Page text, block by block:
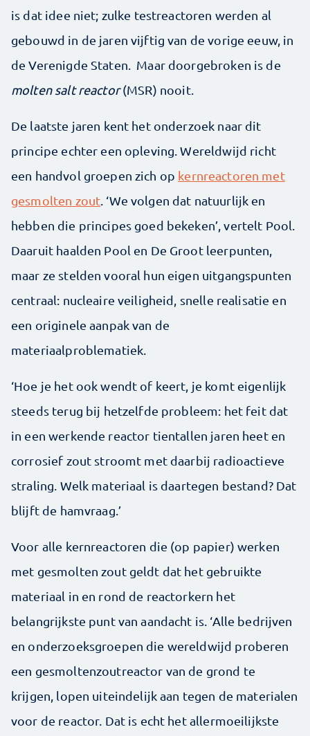
is dat idee niet; zulke testreactoren werden al
gebouwd in de jaren vijftig van de vorige eeuw, in
de Verenigde Staten. Maar doorgebroken is de
molten salt reactor(MSR) nooit.
De laatste jaren kent het onderzoek naar dit
principe echter een opleving. Wereldwijd richt
een handvol groepen zich op kernreactoren met
gesmolten zout. ‘We volgen dat natuurlijk en
hebben die principes goed bekeken’, vertelt Pool.
Daaruit haalden Pool en De Groot leerpunten,
maar ze stelden vooral hun eigen uitgangspunten
centraal: nucleaire veiligheid, snelle realisatie en
een originele aanpak van de
materiaalproblematiek.
‘Hoe je het ook wendt of keert, je komt eigenlijk
steeds terug bij hetzelfde probleem: het feit dat
in een werkende reactor tientallen jaren heet en
corrosief zout stroomt met daarbij radioactieve
straling. Welk materiaal is daartegen bestand? Dat
blijft de hamvraag.’
Voor alle kernreactoren die (op papier) werken
met gesmolten zout geldt dat het gebruikte
materiaal in en rond de reactorkern het
belangrijkste punt van aandacht is. ‘Alle bedrijven
en onderzoeksgroepen die wereldwijd proberen
een gesmoltenzoutreactor van de grond te
krijgen, lopen uiteindelijk aan tegen de materialen
voor de reactor. Dat is echt het allermoeilijkste